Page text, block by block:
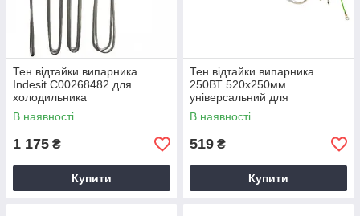
Тен відтайки випарника
Indesit C00268482 для
холодильника
В наявності
1 175 ₴
Купити
Тен відтайки випарника
250ВТ 520х250мм
універсальний для
холодильника, TO-011
В наявності
519 ₴
Купити